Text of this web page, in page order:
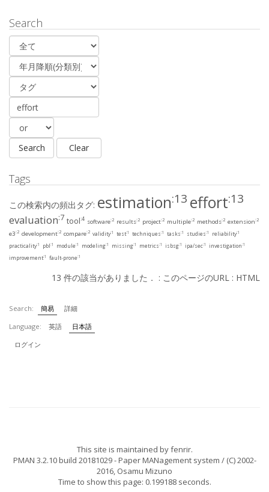
Search
Tags
この検索内の頻出タグ: estimation:13 effort:13
evaluation:7 tool:4 software:2 results:2 project:2 multiple:2 methods:2 extension:2
e3:2 development:2 compare:2 validity:1 test:1 techniques:1 tasks:1 studies:1 reliability:1
practicality:1 pbl:1 module:1 modeling:1 missing:1 metrics:1 isbsg:1 ipa/sec:1 investigation:1
improvement:1 fault-prone:1
13 件の該当がありました． : このページのURL : HTML
Search: 簡易
詳細
Language:
英語
日本語
ログイン
This site is maintained byfenrir.
PMAN 3.2.10 build 20181029- Paper MANagement system / (C) 2002-
2016, Osamu Mizuno
Time to show this page: 0.199188 seconds.